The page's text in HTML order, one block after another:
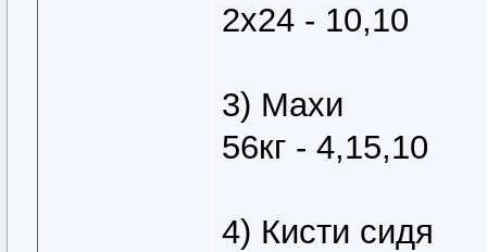
2х24 - 10,10
3) Махи
56кг - 4,15,10
4) Кисти сидя